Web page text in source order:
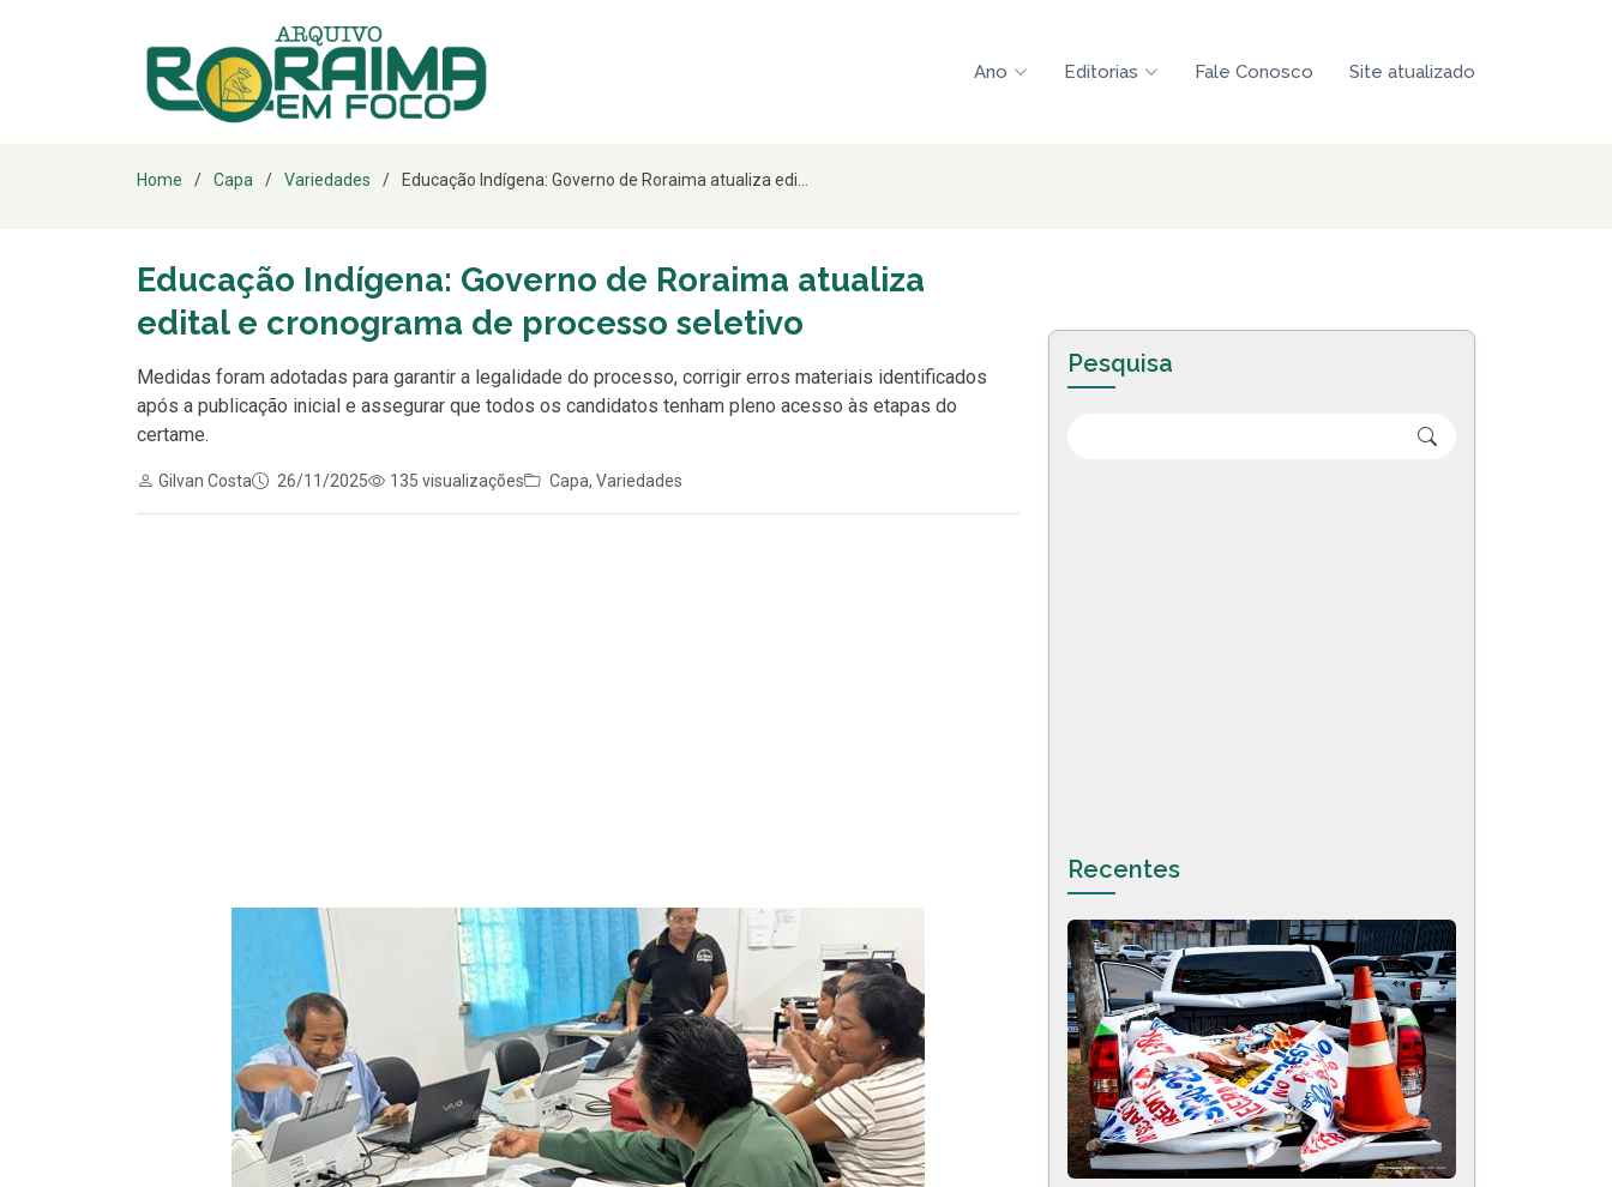
Ano Editorias Fale Conosco Site atualizado
Home Capa Variedades Educação Indígena: Governo de Roraima atualiza edi...
Educação Indígena: Governo de Roraima atualiza
edital e cronograma de processo seletivo
Medidas foram adotadas para garantir a legalidade do processo, corrigir erros materiais identificados
após a publicação inicial e assegurar que todos os candidatos tenham pleno acesso às etapas do
certame.
Gilvan Costa 26/11/2025 135 visualizações Capa, Variedades
Pesquisa
Recentes